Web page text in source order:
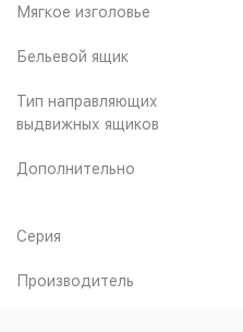
Мягкое изголовье
Бельевой ящик
Тип направляющих
выдвижных ящиков
Дополнительно
Серия
Производитель